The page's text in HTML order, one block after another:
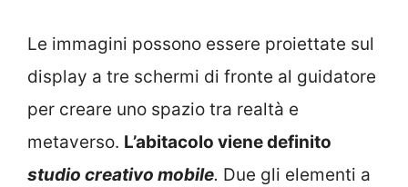
Le immagini possono essere proiettate sul
display a tre schermi di fronte al guidatore
per creare uno spazio tra realtà e
metaverso. L’abitacolo viene definito
studio creativo mobile. Due gli elementi a